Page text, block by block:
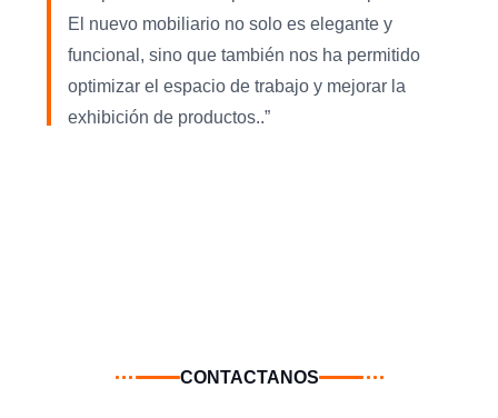
El nuevo mobiliario no solo es elegante y
funcional, sino que también nos ha permitido
optimizar el espacio de trabajo y mejorar la
exhibición de productos..”
CONTACTANOS